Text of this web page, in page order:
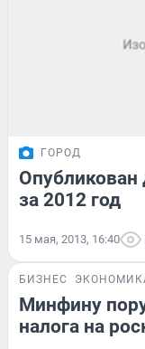
ГОРОД
Опубликован
за 2012 год
15 мая, 2013, 16:40
БИЗНЕС
Минфину
налога на